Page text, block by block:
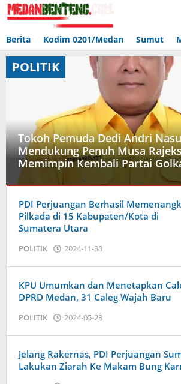
Lewati
ke
Berita Kodim 0201/Medan Sumut
Tokoh Pemuda Dedi Andri
Mendukung Penuh Musa
Memimpin Kembali Partai
2025-
oleh
POLITIK
PDI Perjuangan Berhasil
Pilkada di 15 Kabupaten/Kota di
Sumatera Utara
POLITIK 2024-11-30
KPU Umumkan dan Menetapkan
DPRD Medan, 31 Caleg Wajah Baru
POLITIK 2024-05-28
Jelang Rakernas, PDI Perjuangan
Lakukan Ziarah Ke Makam Bung